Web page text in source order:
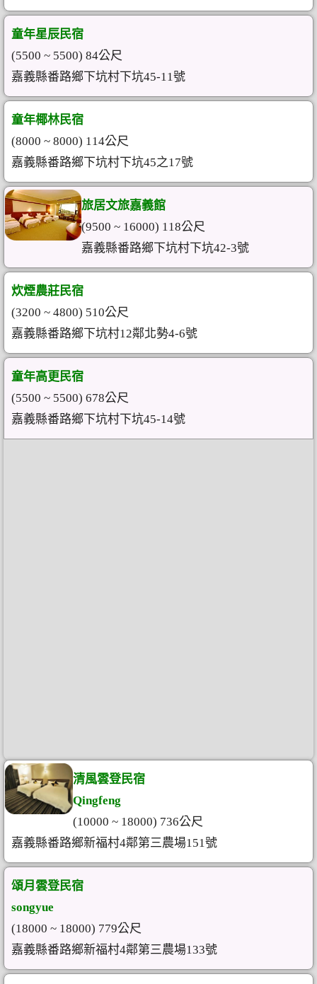
童年星辰民宿
(5500 ~ 5500) 84公尺
嘉義縣番路鄉下坑村下坑45-11號
童年椰林民宿
(8000 ~ 8000) 114公尺
嘉義縣番路鄉下坑村下坑45之17號
旅居文旅嘉義館
(9500 ~ 16000) 118公尺
嘉義縣番路鄉下坑村下坑42-3號
炊煙農莊民宿
(3200 ~ 4800) 510公尺
嘉義縣番路鄉下坑村12鄰北勢4-6號
童年高更民宿
(5500 ~ 5500) 678公尺
嘉義縣番路鄉下坑村下坑45-14號
清風雲登民宿
Qingfeng
(10000 ~ 18000) 736公尺
嘉義縣番路鄉新福村4鄰第三農場151號
頌月雲登民宿
songyue
(18000 ~ 18000) 779公尺
嘉義縣番路鄉新福村4鄰第三農場133號